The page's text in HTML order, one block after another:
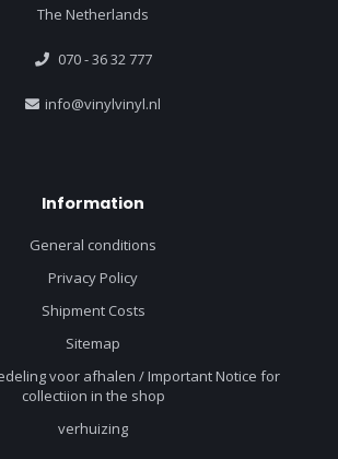
The Netherlands
070 - 36 32 777
info@vinylvinyl.nl
Information
General conditions
Privacy Policy
Shipment Costs
Sitemap
voor afhalen / Important Notice for
collectiion in the shop
verhuizing